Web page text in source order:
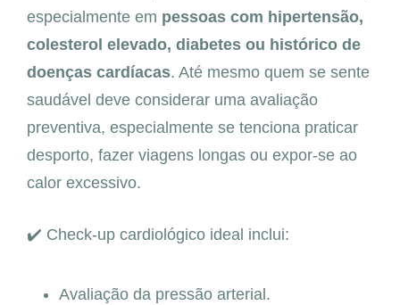
especialmente em pessoas com hipertensão,
colesterol elevado, diabetes ou histórico de
doenças cardíacas. Até mesmo quem se sente
saudável deve considerar uma avaliação
preventiva, especialmente se tenciona praticar
desporto, fazer viagens longas ou expor-se ao
calor excessivo.
✔️ Check-up cardiológico ideal inclui:
Avaliação da pressão arterial.